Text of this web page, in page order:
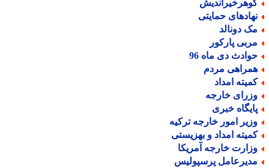
حمایتی
دونالد
پارکور
دی ماه 96
مردم
امداد
خارجه
خبری
امور خارجه ترکیه
امداد و بهزیستی
خارجه آمریکا
پرسپولیس